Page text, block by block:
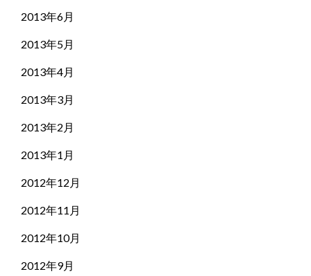
2013年6月
2013年5月
2013年4月
2013年3月
2013年2月
2013年1月
2012年12月
2012年11月
2012年10月
2012年9月